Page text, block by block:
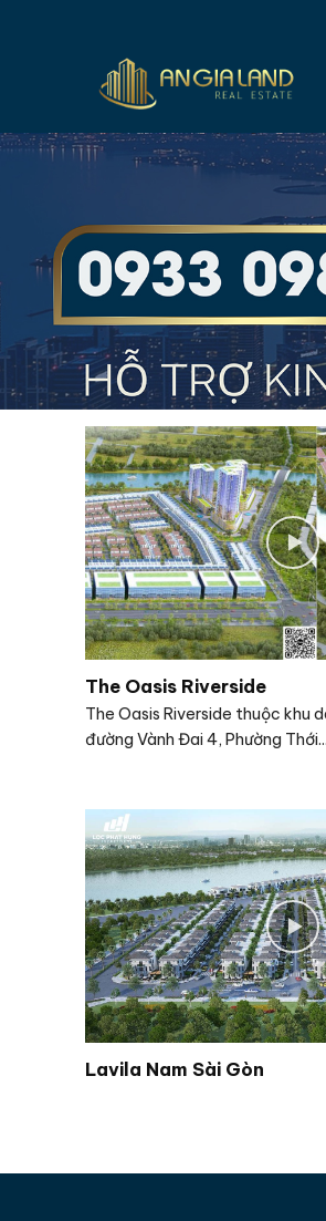
The Oasis Riverside
The Oasis Riverside thuộc khu
đường Vành Đai 4, Phường Thới...
Lavila Nam Sài Gòn